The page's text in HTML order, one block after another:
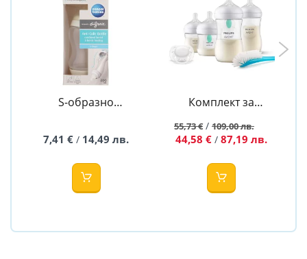
S-образно
7,41 € / 14,49 лв.
Комплект за
шишета за
хранене Natural
AirFree,
залъгалка Ultra
Soft и четка за
44,58 €/ 87,19 лв.
55,73 € / 109,00 лв.